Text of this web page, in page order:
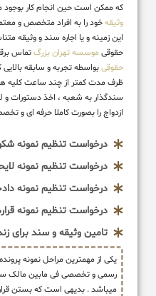
که ممکن است حین انجام کار بوجود
وثیقهخود را به افراد متخصص و
این زمینه و یا اجاره سند و وثیقه
حقوقی موسسه تهران بزرگتماس
حقوقیبواسطه تجربه و سابقه بالایی
ظرف مدت کمتر از چند ساعت کلیه
سندگذار به شعبه ، اخذ دستورات و
ازدواج را بصورت کاملا حرفه ای و
درخواست تنظیم نمونه
درخواست تنظیم نمونه
درخواست تنظیم نمونه
درخواست تنظیم نمونه
تامین وثیقه و سند برای
یکی از مهمترین مراحل نمونه
رسمی و تخصصی فی مابین مالک
میباشد . بدیهی است که بستن